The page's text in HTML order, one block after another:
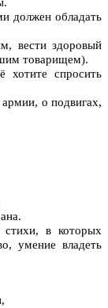
должен обладать
вести здоровый
товарищем).
спросить
о подвигах,
в которых
умение владеть